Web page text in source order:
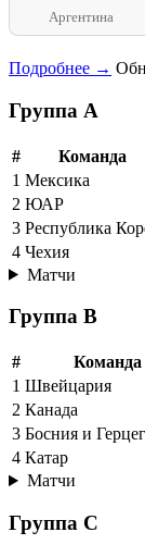
Аргентина
Подробнее →
Группа A
# Команда
1 Мексика
2 ЮАР
3 Республика
4 Чехия
Матчи
Группа B
# Команда
1 Швейцария
2 Канада
3 Босния и
4 Катар
Матчи
Группа C